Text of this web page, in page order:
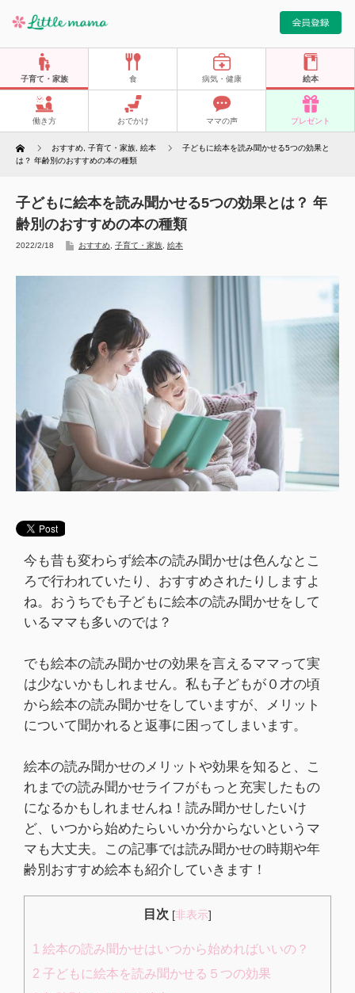
子育て・家族 食 病気・健康 絵本
働き方 おでかけ ママの声 プレゼント
Home おすすめ 子育て・家族 絵本
子どもに絵本を読み聞かせる5つの効果と
は？ 年齢別のおすすめの本の種類
子どもに絵本を読み聞かせる5つの効果とは？ 年
齢別のおすすめの本の種類
2022/2/18 おすすめ 子育て・家族 絵本
今も昔も変わらず絵本の読み聞かせは色んなとこ
ろで行われていたり、おすすめされたりしますよ
ね。おうちでも子どもに絵本の読み聞かせをして
いるママも多いのでは？
でも絵本の読み聞かせの効果を言えるママって実
は少ないかもしれません。私も子どもが０才の頃
から絵本の読み聞かせをしていますが、メリット
について聞かれると返事に困ってしまいます。
絵本の読み聞かせのメリットや効果を知ると、こ
れまでの読み聞かせライフがもっと充実したもの
になるかもしれませんね！読み聞かせしたいけ
ど、いつから始めたらいいか分からないというマ
マも大丈夫。この記事では読み聞かせの時期や年
齢別おすすめ絵本も紹介していきます！
目次 [非表示]
1 絵本の読み聞かせはいつから始めればいいの？
2 子どもに絵本を読み聞かせる５つの効果